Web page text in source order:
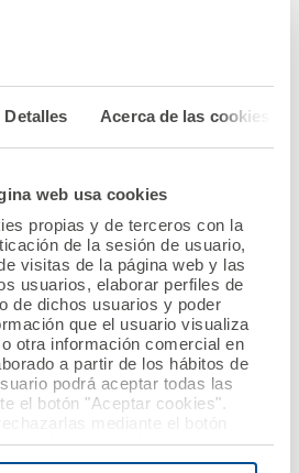
Detalles Acerca de las cookies
web usa cookies
propias y de terceros con la
de la sesión de usuario,
visitas de la página web y las
usuarios, elaborar perfiles de
de dichos usuarios y poder
que el usuario visualiza
otra información comercial en
a partir de los hábitos de
podrá aceptar todas las
el botón "Aceptar cookies".
mediante el botón
rechazarán todas las cookies
para permitir el acceso a los
premio de La Razón a
la “Mejor aplicación
sanitario”
Ver noticia